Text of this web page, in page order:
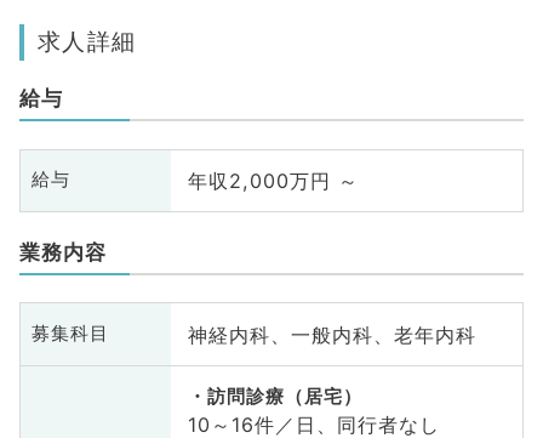
求人詳細
給与
給与 年収2,000万円 ～
業務内容
募集科目 神経内科、一般内科、老年内科
訪問診療（居宅）
10～16件／日、同行者なし